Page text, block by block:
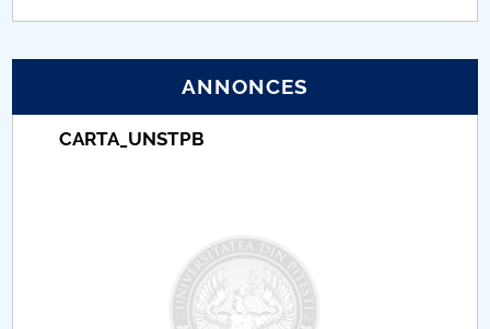
Proiect (PRIM STUD)
Proiect SU-ETIC
Université pour la communauté
ANNONCES
CARTA_UNSTPB